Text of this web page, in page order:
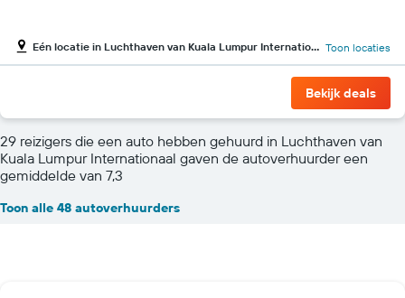
Eén locatie in Luchthaven van Kuala Lumpur Internationaal Toon locaties
Bekijk deals
29 reizigers die een auto hebben gehuurd in Luchthaven van
Kuala Lumpur Internationaal gaven de autoverhuurder een
gemiddelde van 7,3
Toon alle 48 autoverhuurders